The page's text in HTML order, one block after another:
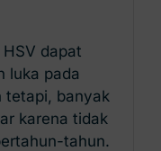
dapat
luka pada
tetapi, banyak
karena tidak
tahun.